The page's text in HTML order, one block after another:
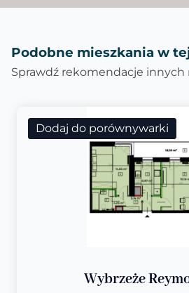
Podobne mieszkania w
Sprawdź rekomendacje innych
Dodaj do porównywarki
Wybrzeże